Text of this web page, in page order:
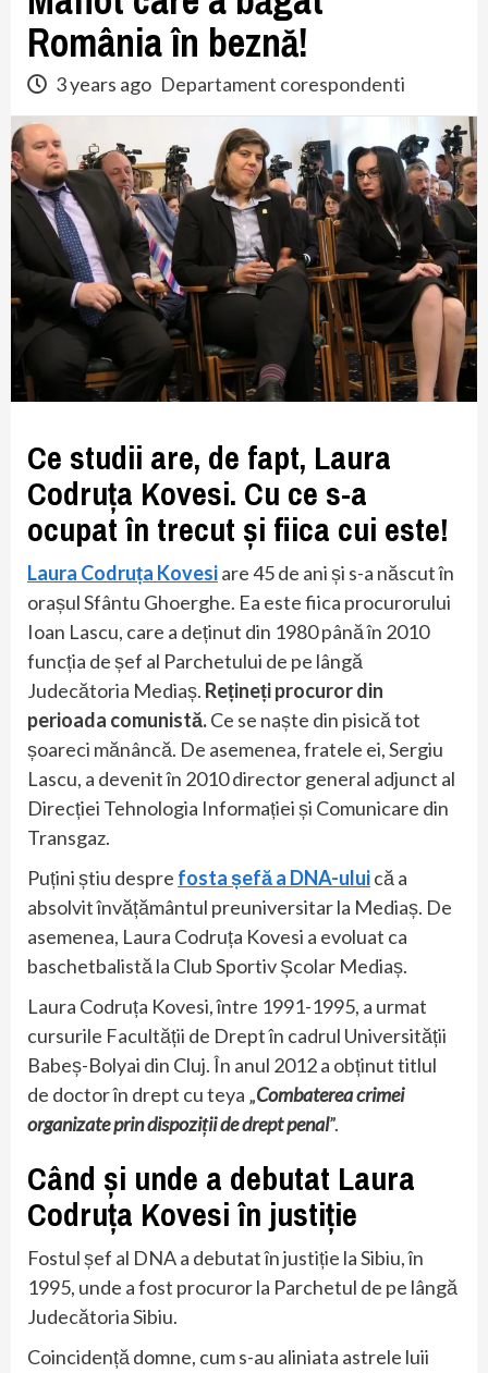
România în beznă!
3 years ago Departament corespondenti
Ce studii are, de fapt, Laura
Codruța Kovesi. Cu ce s-a
ocupat în trecut și fiica cui este!
Laura Codruța Kovesiare 45 de ani și s-a născut în
orașul Sfântu Ghoerghe. Ea este fiica procurorului
Ioan Lascu, care a deținut din 1980 până în 2010
funcția de șef al Parchetului de pe lângă
Judecătoria Mediaș. Rețineți procuror din
perioada comunistă.Ce se naște din pisică tot
șoareci mănâncă. De asemenea, fratele ei, Sergiu
Lascu, a devenit în 2010 director general adjunct al
Direcției Tehnologia Informației și Comunicare din
Transgaz.
Puțini știu despre fosta șefă a DNA-uluică a
absolvit învățământul preuniversitar la Mediaș. De
asemenea, Laura Codruța Kovesi a evoluat ca
baschetbalistă la Club Sportiv Școlar Mediaș.
Laura Codruța Kovesi, între 1991-1995, a urmat
cursurile Facultății de Drept în cadrul Universității
Babeș-Bolyai din Cluj. În anul 2012 a obținut titlul
de doctor în drept cu teya „Combaterea crimei
organizate prin dispoziții de drept penal”.
Când și unde a debutat Laura
Codruța Kovesi în justiție
Fostul șef al DNA a debutat în justiție la Sibiu, în
1995, unde a fost procuror la Parchetul de pe lângă
Judecătoria Sibiu.
Coincidență domne, cum s-au aliniata astrele luii